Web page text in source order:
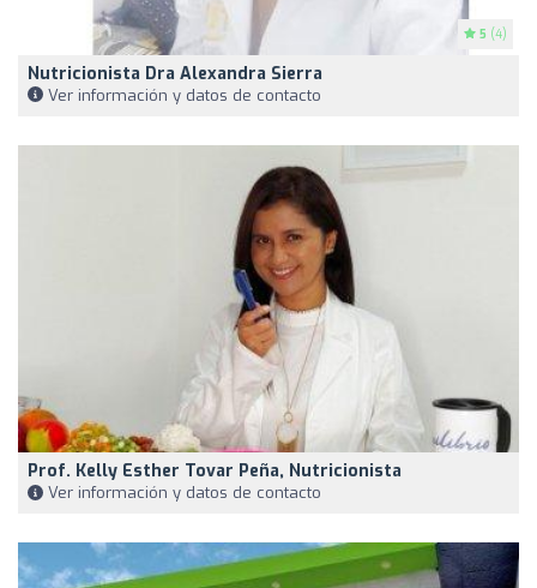
5 (4)
Nutricionista Dra Alexandra Sierra
Ver información y datos de contacto
Prof. Kelly Esther Tovar Peña, Nutricionista
Ver información y datos de contacto